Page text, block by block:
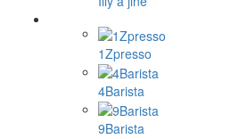
1Zpresso
4Barista
9Barista